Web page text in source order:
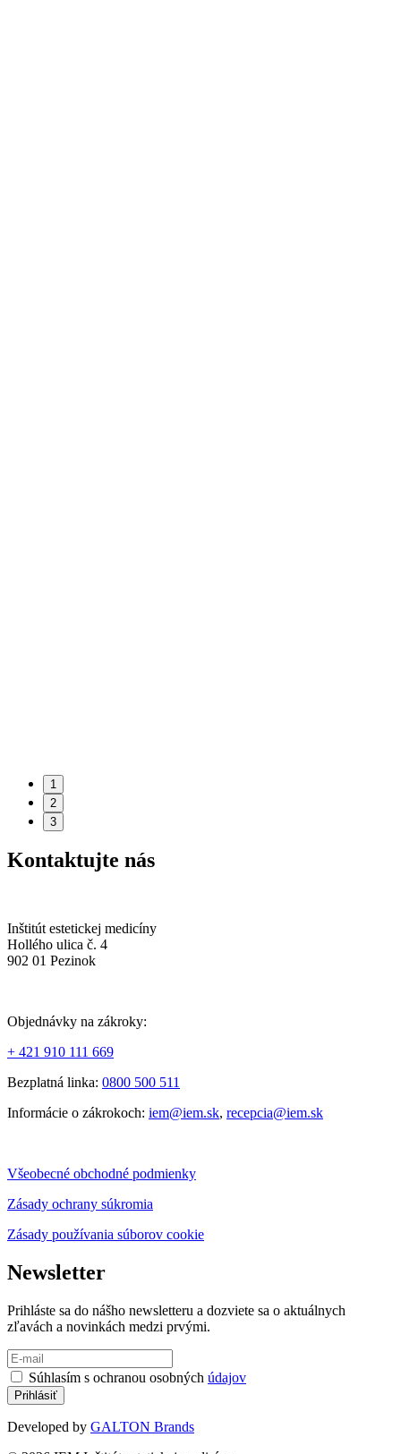
1
2
3
Kontaktujte nás
Inštitút estetickej medicíny
Hollého ulica č. 4
902 01 Pezinok
Objednávky na zákroky:
+ 421 910 111 669
Bezplatná linka: 0800 500 511
Informácie o zákrokoch: iem@iem.sk, recepcia@iem.sk
Všeobecné obchodné podmienky
Zásady ochrany súkromia
Zásady používania súborov cookie
Newsletter
Prihláste sa do nášho newsletteru a dozviete sa o aktuálnych
zľavách a novinkách medzi prvými.
Súhlasím s ochranou osobných údajov
Developed by GALTON Brands